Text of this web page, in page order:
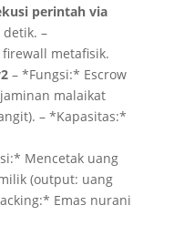
perintah via
–
metafisik.
– *Fungsi:* Escrow
malaikat
– *Kapasitas:*
Mencetak uang
(output: uang
Emas nurani